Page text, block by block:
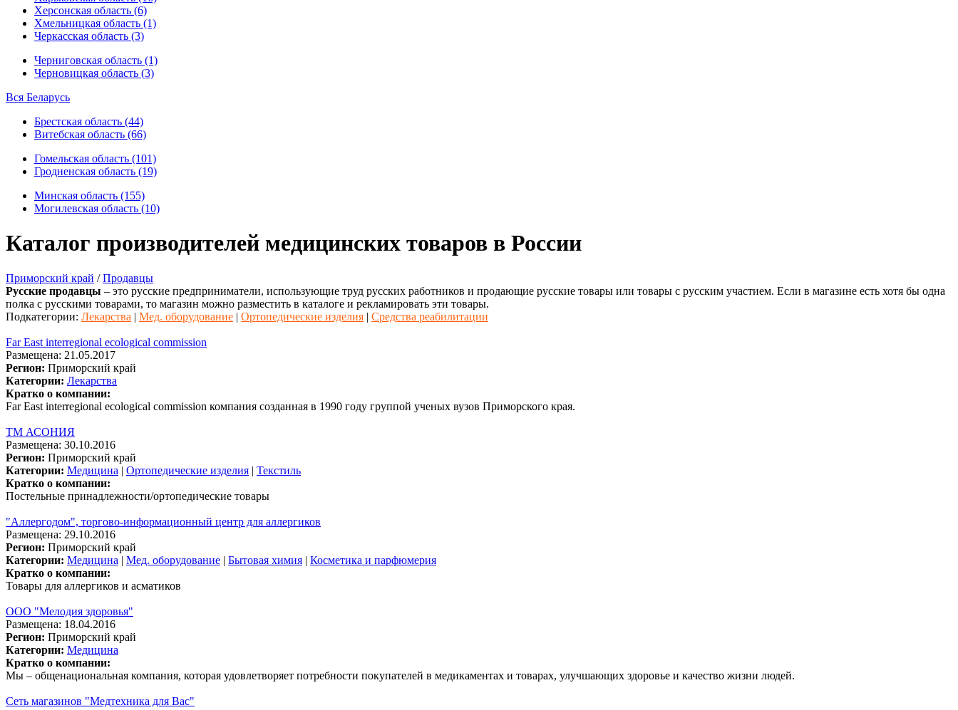
Херсонская область (6)
Хмельницкая область (1)
Черкасская область (3)
Черниговская область (1)
Черновицкая область (3)
Вся Беларусь
Брестская область (44)
Витебская область (66)
Гомельская область (101)
Гродненская область (19)
Минская область (155)
Могилевская область (10)
Каталог производителей медицинских товаров в России
Приморский край /Продавцы
Русские продавцы – это русские предприниматели, использующие труд русских работников и продающие русские товары или товары с русским участием. Если в магазине есть хотя бы одна
полка с русскими товарами, то магазин можно разместить в каталоге и рекламировать эти товары.
Подкатегории: Лекарства | Мед. оборудование | Ортопедические изделия | Средства реабилитации
Far East interregional ecological commission
Размещена: 21.05.2017
Регион: Приморский край
Категории: Лекарства
Кратко о компании:
Far East interregional ecological commission компания созданная в 1990 году группой ученых вузов Приморского края.
ТМ АСОНИЯ
Размещена: 30.10.2016
Регион: Приморский край
Категории: Медицина | Ортопедические изделия | Текстиль
Кратко о компании:
Постельные принадлежности/ортопедические товары
"Аллергодом", торгово-информационный центр для аллергиков
Размещена: 29.10.2016
Регион: Приморский край
Категории: Медицина | Мед. оборудование | Бытовая химия | Косметика и парфюмерия
Кратко о компании:
Товары для аллергиков и асматиков
ООО "Мелодия здоровья"
Размещена: 18.04.2016
Регион: Приморский край
Категории: Медицина
Кратко о компании:
Мы – общенациональная компания, которая удовлетворяет потребности покупателей в медикаментах и товарах, улучшающих здоровье и качество жизни людей.
Сеть магазинов "Медтехника для Вас"